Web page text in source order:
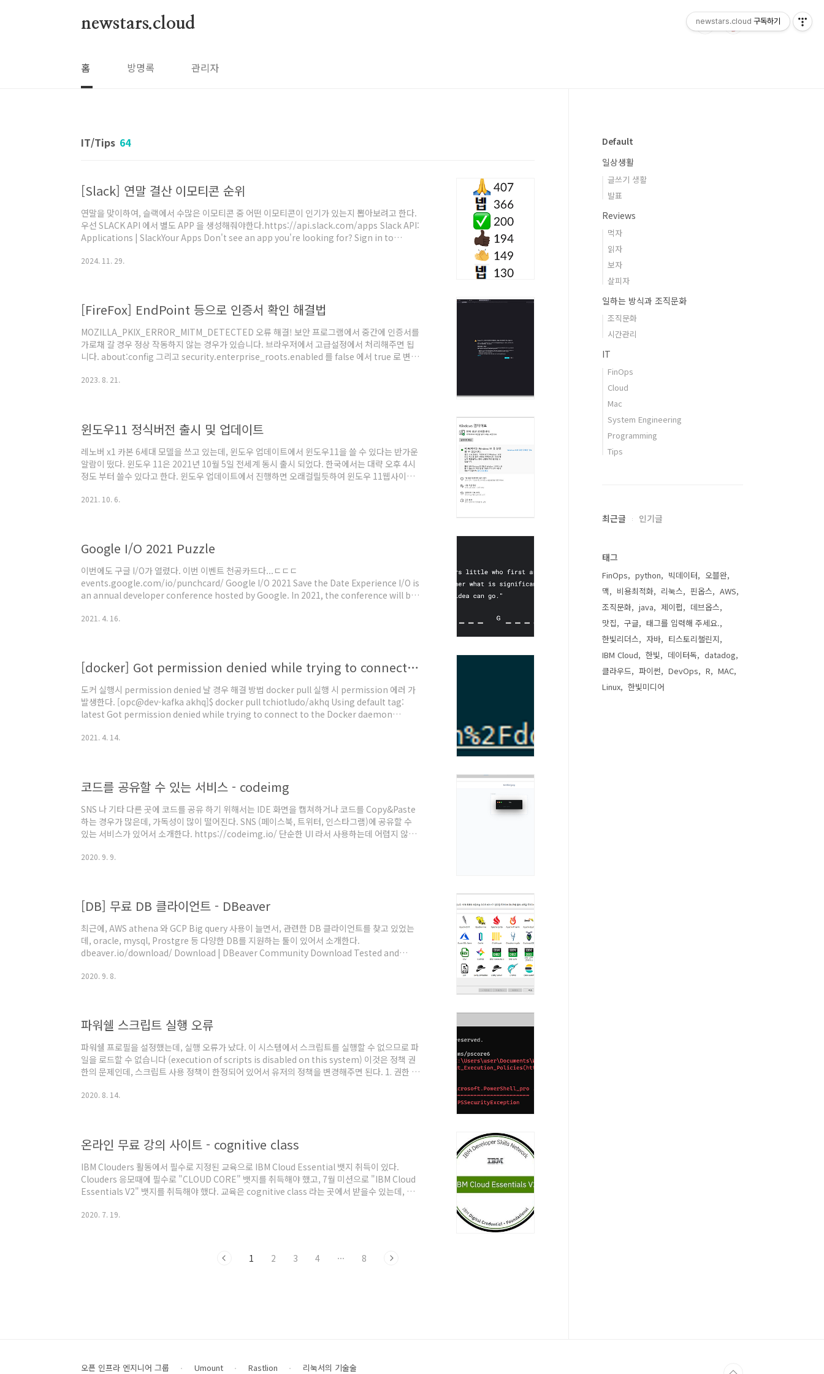
newstars.cloud
홈 방명록 관리자
IT/Tips 64
[Slack] 연말 결산 이모티콘 순위
연말을 맞이하여, 슬랙에서 수많은 이모티콘 중 어떤 이모티콘이 인기가 있는지 뽑아보려고 한다.
우선 SLACK API 에서 별도 APP 을 생성해줘야한다.https://api.slack.com/apps Slack API:
Applications | SlackYour Apps Don't see an app you're looking for? Sign in to
리고 Scratch 를 선택한다. 앱 이름과 워크스페이스를 설정하자. 그러면 Basic Information 이
2024. 11. 29.
[FireFox] EndPoint 등으로 인증서 확인 해결법
MOZILLA_PKIX_ERROR_MITM_DETECTED 오류 해결! 보안 프로그램에서 중간에 인증서를
가로채 갈 경우 정상 작동하지 않는 경우가 있습니다. 브라우저에서 고급설정에서 처리해주면 됩
니다. about:config 그리고 security.enterprise_roots.enabled 를 false 에서 true 로 변경
2023. 8. 21.
윈도우11 정식버전 출시 및 업데이트
레노버 x1 카본 6세대 모델을 쓰고 있는데, 윈도우 업데이트에서 윈도우11을 쓸 수 있다는 반가운
알람이 떴다. 윈도우 11은 2021년 10월 5일 전세계 동시 출시 되었다. 한국에서는 대략 오후 4시
정도 부터 쓸수 있다고 한다. 윈도우 업데이트에서 진행하면 오래걸릴듯하여 윈도우 11웹사이트
kr/software-download/windows11 윈도우10에서 11로 업데이트 하는 것은 'Windows 11
2021. 10. 6.
Google I/O 2021 Puzzle
이번에도 구글 I/O가 열렸다. 이번 이벤트 천공카드다...ㄷㄷㄷ
events.google.com/io/punchcard/ Google I/O 2021 Save the Date Experience I/O is
an annual developer conference hosted by Google. In 2021, the conference will be
at an idea, rather what is significant is how far that idea can go." 답 : Sophie
2021. 4. 16.
[docker] Got permission denied while trying to connect to the Docker daemon socket
도커 실행시 permission denied 날 경우 해결 방법 docker pull 실행 시 permission 에러 가
발생한다. [opc@dev-kafka akhq]$ docker pull tchiotludo/akhq Using default tag:
latest Got permission denied while trying to connect to the Docker daemon
http://%2Fvar%2Frun%2Fdocker.sock/v1.26/images/create?
2021. 4. 14.
코드를 공유할 수 있는 서비스 - codeimg
SNS 나 기타 다른 곳에 코드를 공유 하기 위해서는 IDE 화면을 캡쳐하거나 코드를 Copy&Paste
하는 경우가 많은데, 가독성이 많이 떨어진다. SNS (페이스북, 트위터, 인스타그램)에 공유할 수
있는 서비스가 있어서 소개한다. https://codeimg.io/ 단순한 UI 라서 사용하는데 어렵지 않을
Editor에서는 에디터 형태를 선택할 수 있다. 상단에 New Project를 클릭하면 자주쓰는 형태를
2020. 9. 9.
[DB] 무료 DB 클라이언트 - DBeaver
최근에, AWS athena 와 GCP Big query 사용이 늘면서, 관련한 DB 클라이언트를 찾고 있었는
데, oracle, mysql, Prostgre 등 다양한 DB를 지원하는 툴이 있어서 소개한다.
dbeaver.io/download/ Download | DBeaver Community Download Tested and
higher. Windows and MacOS installers include OpenJDK 11 bundle. If you are on Mac
2020. 9. 8.
파워쉘 스크립트 실행 오류
파워쉘 프로필을 설정했는데, 실행 오류가 났다. 이 시스템에서 스크립트를 실행할 수 없으므로 파
일을 로드할 수 없습니다 (execution of scripts is disabled on this system) 이것은 정책 권
한의 문제인데, 스크립트 사용 정책이 한정되어 있어서 유저의 정책을 변경해주면 된다. 1. 권한 확
한 내용 Restricted PowerShell의 실행 권한 정책 중 기본적으로 적용되어있는 옵션. ps1 스크
2020. 8. 14.
온라인 무료 강의 사이트 - cognitive class
IBM Clouders 활동에서 필수로 지정된 교육으로 IBM Cloud Essential 뱃지 취득이 있다.
Clouders 응모때에 필수로 "CLOUD CORE" 뱃지를 취득해야 했고, 7월 미션으로 "IBM Cloud
Essentials V2" 뱃지를 취득해야 했다. 교육은 cognitive class 라는 곳에서 받을수 있는데, 모
체인, 머신러닝, 도커 등 다양한 분야에 대해 교육을 받고, 뱃지를 취득할 수 있도록 되어있다. 미션
2020. 7. 19.
1 2 3 4 ··· 8
Default
일상생활
글쓰기 생활
발표
Reviews
먹자
읽자
보자
살피자
일하는 방식과 조직문화
조직문화
시간관리
IT
FinOps
Cloud
Mac
System Engineering
Programming
Tips
최근글 인기글
태그
FinOps python 빅데이터
오블완
맥
비용최적화 리눅스 핀옵스
AWS
조직문화
java 제이펍
데브옵스
맛집
구글
태그를 입력해 주세요.
한빛리더스
자바
티스토리챌린지
IBM Cloud
한빛 데이터독
datadog
클라우드
파이썬 DevOps R
MAC
Linux
한빛미디어
오픈 인프라 엔지니어 그룹 Umount Rastlion 리눅서의 기술술
newstars.cloud 구독하기